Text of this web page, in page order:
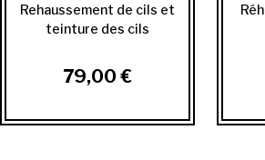
Rehaussement de cils et
teinture des cils
79,00 €